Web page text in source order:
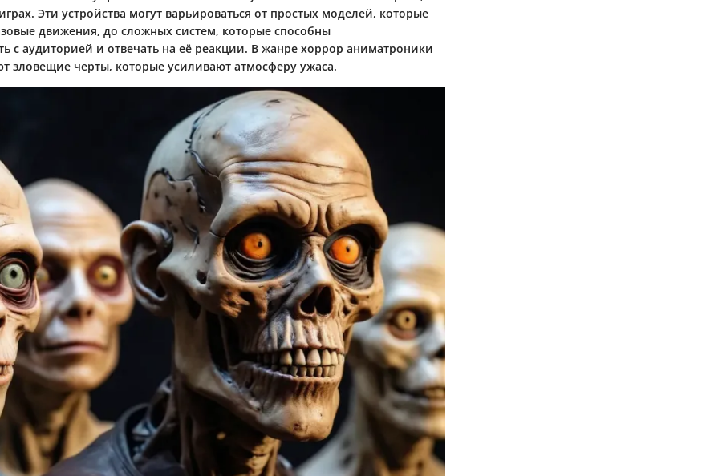
Эти устройства могут варьироваться от простых моделей, которые
движения, до сложных систем, которые способны
с аудиторией и отвечать на её реакции. В жанре хоррор аниматроники
зловещие черты, которые усиливают атмосферу ужаса.